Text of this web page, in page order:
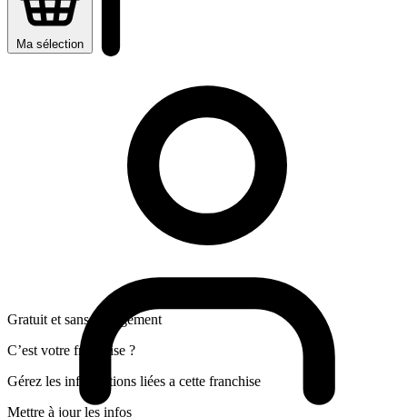
Ma sélection
Gratuit et sans engagement
C’est votre franchise ?
Gérez les informations liées a cette franchise
Mettre à jour les infos